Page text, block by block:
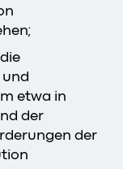
etwa in
der
der